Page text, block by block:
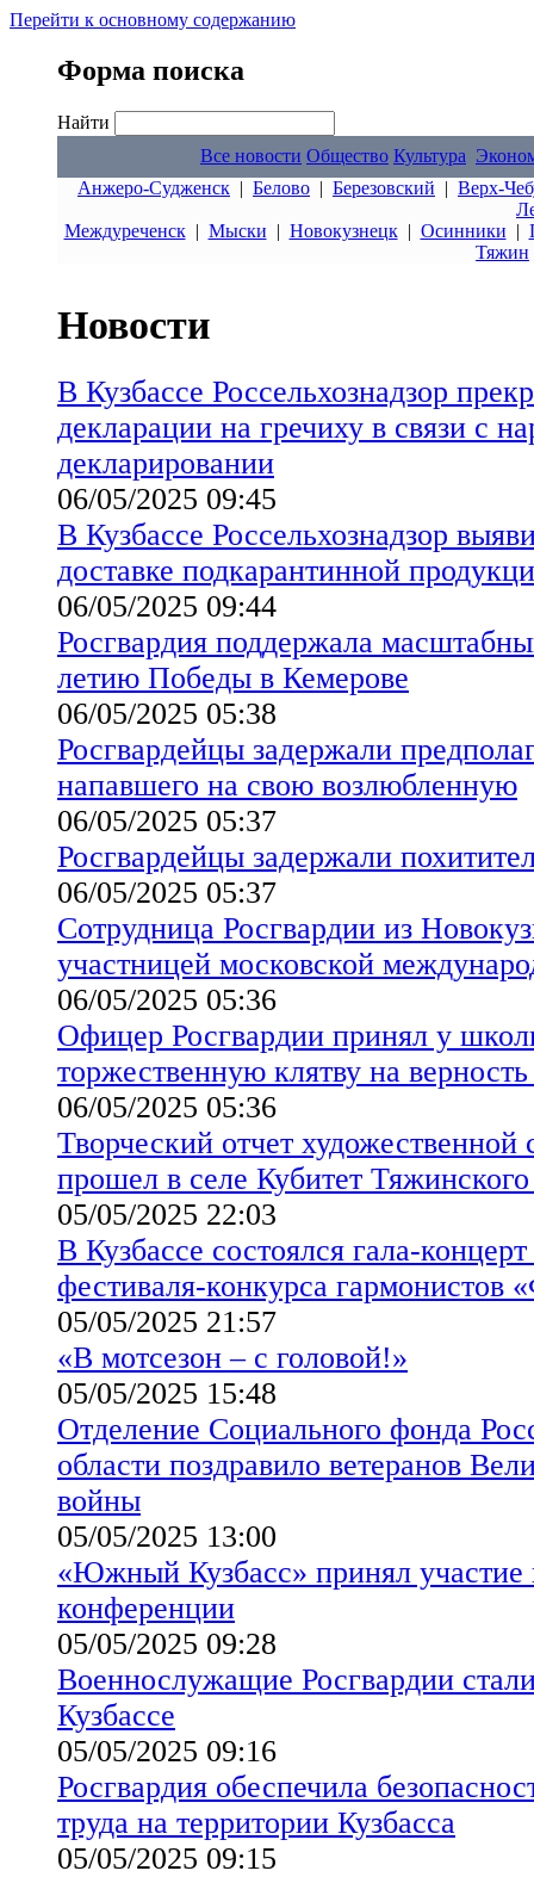
Перейти к основному содержанию
Форма поиска
Найти
Все новости Общество Культура
Анжеро-Судженск | Белово | Березовский | Верх-
Междуреченск| Мыски | Новокузнецк| Осинники |
Тяжин
Новости
В Кузбассе Россельхознадзор
декларации на гречиху в связи с
декларировании
06/05/2025 09:45
В Кузбассе Россельхознадзор
доставке подкарантинной
06/05/2025 09:44
Росгвардия поддержала
летию Победы в Кемерове
06/05/2025 05:38
Росгвардейцы задержали
напавшего на свою возлюбленную
06/05/2025 05:37
Росгвардейцы задержали
06/05/2025 05:37
Сотрудница Росгвардии из
участницей московской
06/05/2025 05:36
Офицер Росгвардии принял у
торжественную клятву на
06/05/2025 05:36
Творческий отчет художественной
прошел в селе Кубитет Тяжинского
05/05/2025 22:03
В Кузбассе состоялся гала-
фестиваля-конкурса гармонистов
05/05/2025 21:57
«В мотсезон – с головой!»
05/05/2025 15:48
Отделение Социального фонда
области поздравило ветеранов
войны
05/05/2025 13:00
«Южный Кузбасс» принял участие
конференции
05/05/2025 09:28
Военнослужащие Росгвардии
Кузбассе
05/05/2025 09:16
Росгвардия обеспечила
труда на территории Кузбасса
05/05/2025 09:15